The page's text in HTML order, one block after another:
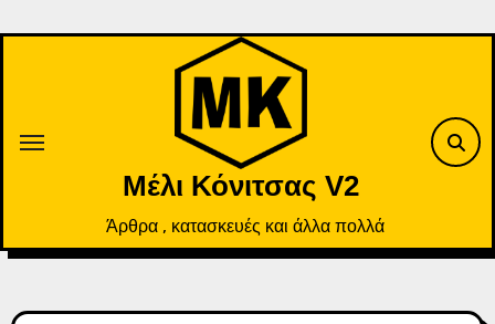
Μέλι Κόνιτσας V2
Άρθρα , κατασκευές και άλλα πολλά